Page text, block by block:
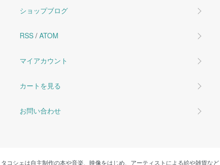
ショップブログ
RSS / ATOM
マイアカウント
カートを見る
お問い合わせ
タコシェは自主制作の本や音楽、映像をはじめ、アーティストによる絵や雑貨など